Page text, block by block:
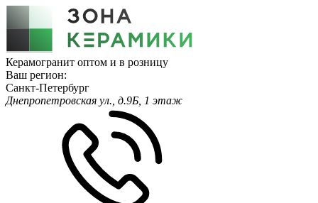
Керамогранит оптом и в розницу
Ваш регион:
Санкт-Петербург
Днепропетровская ул., д.9Б, 1 этаж